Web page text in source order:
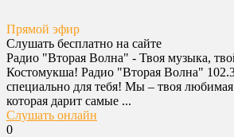
Прямой эфир
Слушать бесплатно на сайте
Радио "Вторая Волна" - Твоя музыка,
Костомукша! Радио "Вторая Волна"
специально для тебя! Мы – твоя
которая дарит самые ...
Слушать онлайн
0